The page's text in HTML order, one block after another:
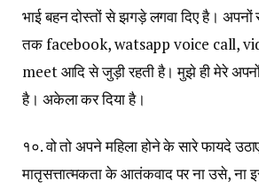
भाई बहन दोस्तों से झगड़े लगवा दिए है। अपनों
तक facebook, watsapp voice call,
meet आदि से जुड़ी रहती है। मुझे ही मेरे
है। अकेला कर दिया है।
१०. वो तो अपने महिला होने के सारे फायदे
मातृसत्तात्मकता के आतंकवाद पर ना उसे, ना